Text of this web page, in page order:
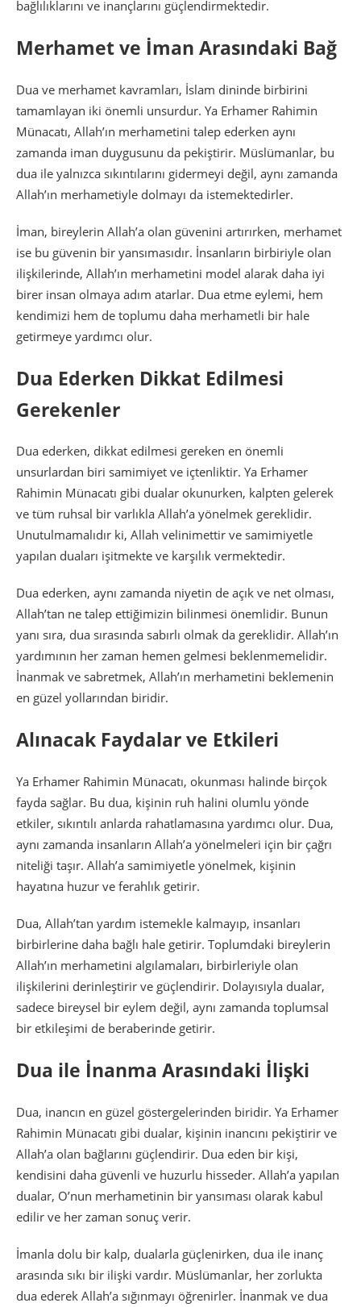
bağlılıklarını ve inançlarını güçlendirmektedir.
Merhamet ve İman Arasındaki Bağ
Dua ve merhamet kavramları, İslam dininde birbirini
tamamlayan iki önemli unsurdur. Ya Erhamer Rahimin
Münacatı, Allah’ın merhametini talep ederken aynı
zamanda iman duygusunu da pekiştirir. Müslümanlar, bu
dua ile yalnızca sıkıntılarını gidermeyi değil, aynı zamanda
Allah’ın merhametiyle dolmayı da istemektedirler.
İman, bireylerin Allah’a olan güvenini artırırken, merhamet
ise bu güvenin bir yansımasıdır. İnsanların birbiriyle olan
ilişkilerinde, Allah’ın merhametini model alarak daha iyi
birer insan olmaya adım atarlar. Dua etme eylemi, hem
kendimizi hem de toplumu daha merhametli bir hale
getirmeye yardımcı olur.
Dua Ederken Dikkat Edilmesi
Gerekenler
Dua ederken, dikkat edilmesi gereken en önemli
unsurlardan biri samimiyet ve içtenliktir. Ya Erhamer
Rahimin Münacatı gibi dualar okunurken, kalpten gelerek
ve tüm ruhsal bir varlıkla Allah’a yönelmek gereklidir.
Unutulmamalıdır ki, Allah velinimettir ve samimiyetle
yapılan duaları işitmekte ve karşılık vermektedir.
Dua ederken, aynı zamanda niyetin de açık ve net olması,
Allah’tan ne talep ettiğimizin bilinmesi önemlidir. Bunun
yanı sıra, dua sırasında sabırlı olmak da gereklidir. Allah’ın
yardımının her zaman hemen gelmesi beklenmemelidir.
İnanmak ve sabretmek, Allah’ın merhametini beklemenin
en güzel yollarından biridir.
Alınacak Faydalar ve Etkileri
Ya Erhamer Rahimin Münacatı, okunması halinde birçok
fayda sağlar. Bu dua, kişinin ruh halini olumlu yönde
etkiler, sıkıntılı anlarda rahatlamasına yardımcı olur. Dua,
aynı zamanda insanların Allah’a yönelmeleri için bir çağrı
niteliği taşır. Allah’a samimiyetle yönelmek, kişinin
hayatına huzur ve ferahlık getirir.
Dua, Allah’tan yardım istemekle kalmayıp, insanları
birbirlerine daha bağlı hale getirir. Toplumdaki bireylerin
Allah’ın merhametini algılamaları, birbirleriyle olan
ilişkilerini derinleştirir ve güçlendirir. Dolayısıyla dualar,
sadece bireysel bir eylem değil, aynı zamanda toplumsal
bir etkileşimi de beraberinde getirir.
Dua ile İnanma Arasındaki İlişki
Dua, inancın en güzel göstergelerinden biridir. Ya Erhamer
Rahimin Münacatı gibi dualar, kişinin inancını pekiştirir ve
Allah’a olan bağlarını güçlendirir. Dua eden bir kişi,
kendisini daha güvenli ve huzurlu hisseder. Allah’a yapılan
dualar, O’nun merhametinin bir yansıması olarak kabul
edilir ve her zaman sonuç verir.
İmanla dolu bir kalp, dualarla güçlenirken, dua ile inanç
arasında sıkı bir ilişki vardır. Müslümanlar, her zorlukta
dua ederek Allah’a sığınmayı öğrenirler. İnanmak ve dua